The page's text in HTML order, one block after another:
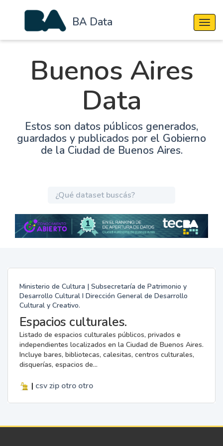
BA Data
Buenos Aires
Data
Estos son datos públicos generados,
guardados y publicados por el Gobierno
de la Ciudad de Buenos Aires.
Ministerio de Cultura | Subsecretaría de Patrimonio y
Desarrollo Cultural I Dirección General de Desarrollo
Cultural y Creativo.
Espacios culturales.
Listado de espacios culturales públicos, privados e
independientes localizados en la Ciudad de Buenos Aires.
Incluye bares, bibliotecas, calesitas, centros culturales,
disquerías, espacios de...
| csv zip otro otro